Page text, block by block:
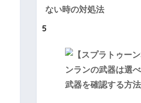
ない時の対処法
5